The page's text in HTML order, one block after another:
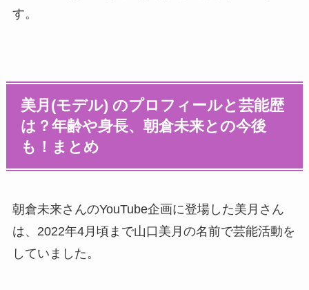
す。
美月(モデル) のプロフィールと芸能歴
は？年齢や身長、朝倉未来との今後
も！まとめ
朝倉未来さんのYouTube企画に登場した美月さん
は、2022年4月頃まで山口美月の名前で芸能活動を
していました。